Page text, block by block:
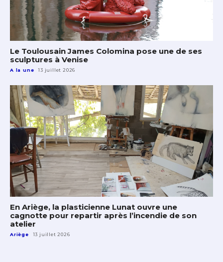
Le Toulousain James Colomina pose une de ses
sculptures à Venise
A la une 13 juillet 2026
En Ariège, la plasticienne Lunat ouvre une
cagnotte pour repartir après l’incendie de son
atelier
Ariège 13 juillet 2026